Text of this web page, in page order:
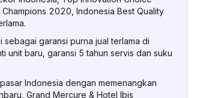
2020, Indonesia Best Quality
sebagai garansi purna jual terlama di
unit baru, garansi 5 tahun servis dan suku
Indonesia dengan memenangkan
Grand Mercure & Hotel Ibis